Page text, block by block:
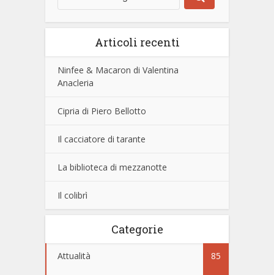
Articoli recenti
Ninfee & Macaron di Valentina
Anacleria
Cipria di Piero Bellotto
Il cacciatore di tarante
La biblioteca di mezzanotte
Il colibrì
Categorie
Attualità 85